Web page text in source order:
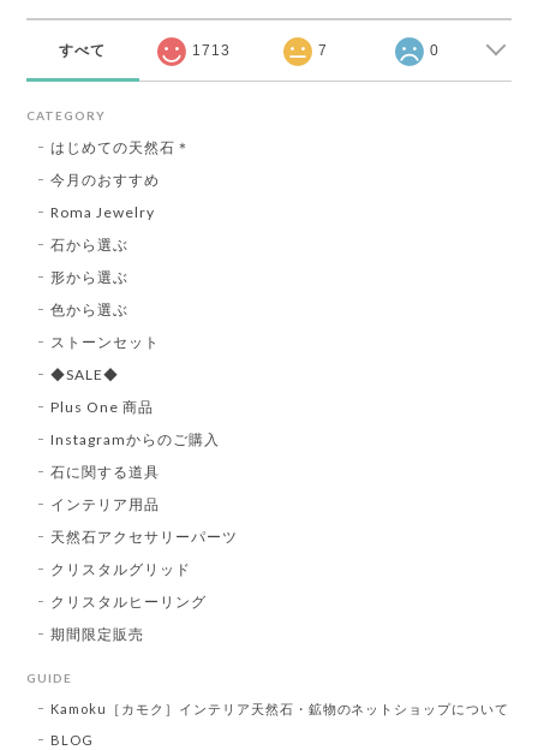
すべて 1713 7 0
CATEGORY
はじめての天然石＊
今月のおすすめ
Roma Jewelry
石から選ぶ
形から選ぶ
色から選ぶ
ストーンセット
◆SALE◆
Plus One 商品
Instagramからのご購入
石に関する道具
インテリア用品
天然石アクセサリーパーツ
クリスタルグリッド
クリスタルヒーリング
期間限定販売
GUIDE
Kamoku［カモク］インテリア天然石・鉱物のネットショップについて
BLOG